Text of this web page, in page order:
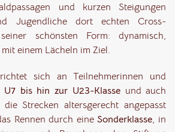
und kurzen Steigungen
Jugendliche dort echten Cross-
schönsten Form: dynamisch,
einem Lächeln im Ziel.
sich an Teilnehmerinnen und
U7 bis hin zur U23-Klasse und auch
Strecken altersgerecht angepasst
Rennen durch eineSonderklasse, in